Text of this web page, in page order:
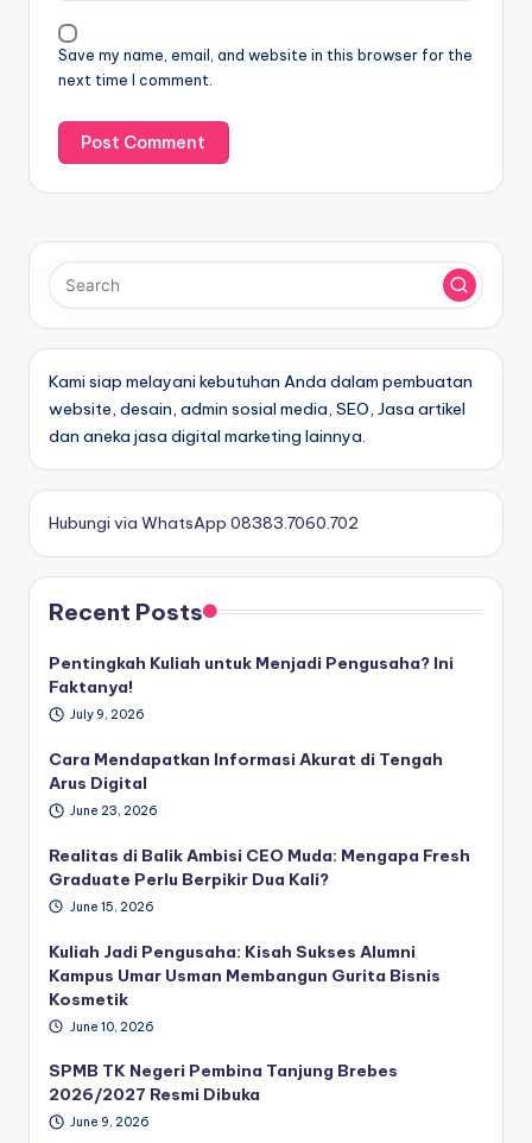
Save my name, email, and website in this browser for the
next time I comment.
Kami siap melayani kebutuhan Anda dalam pembuatan
website, desain, admin sosial media, SEO, Jasa artikel
dan aneka jasa digital marketing lainnya.
Hubungi via WhatsApp 08383.7060.702
Recent Posts
Pentingkah Kuliah untuk Menjadi Pengusaha? Ini
Faktanya!
July 9, 2026
Cara Mendapatkan Informasi Akurat di Tengah
Arus Digital
June 23, 2026
Realitas di Balik Ambisi CEO Muda: Mengapa Fresh
Graduate Perlu Berpikir Dua Kali?
June 15, 2026
Kuliah Jadi Pengusaha: Kisah Sukses Alumni
Kampus Umar Usman Membangun Gurita Bisnis
Kosmetik
June 10, 2026
SPMB TK Negeri Pembina Tanjung Brebes
2026/2027 Resmi Dibuka
June 9, 2026